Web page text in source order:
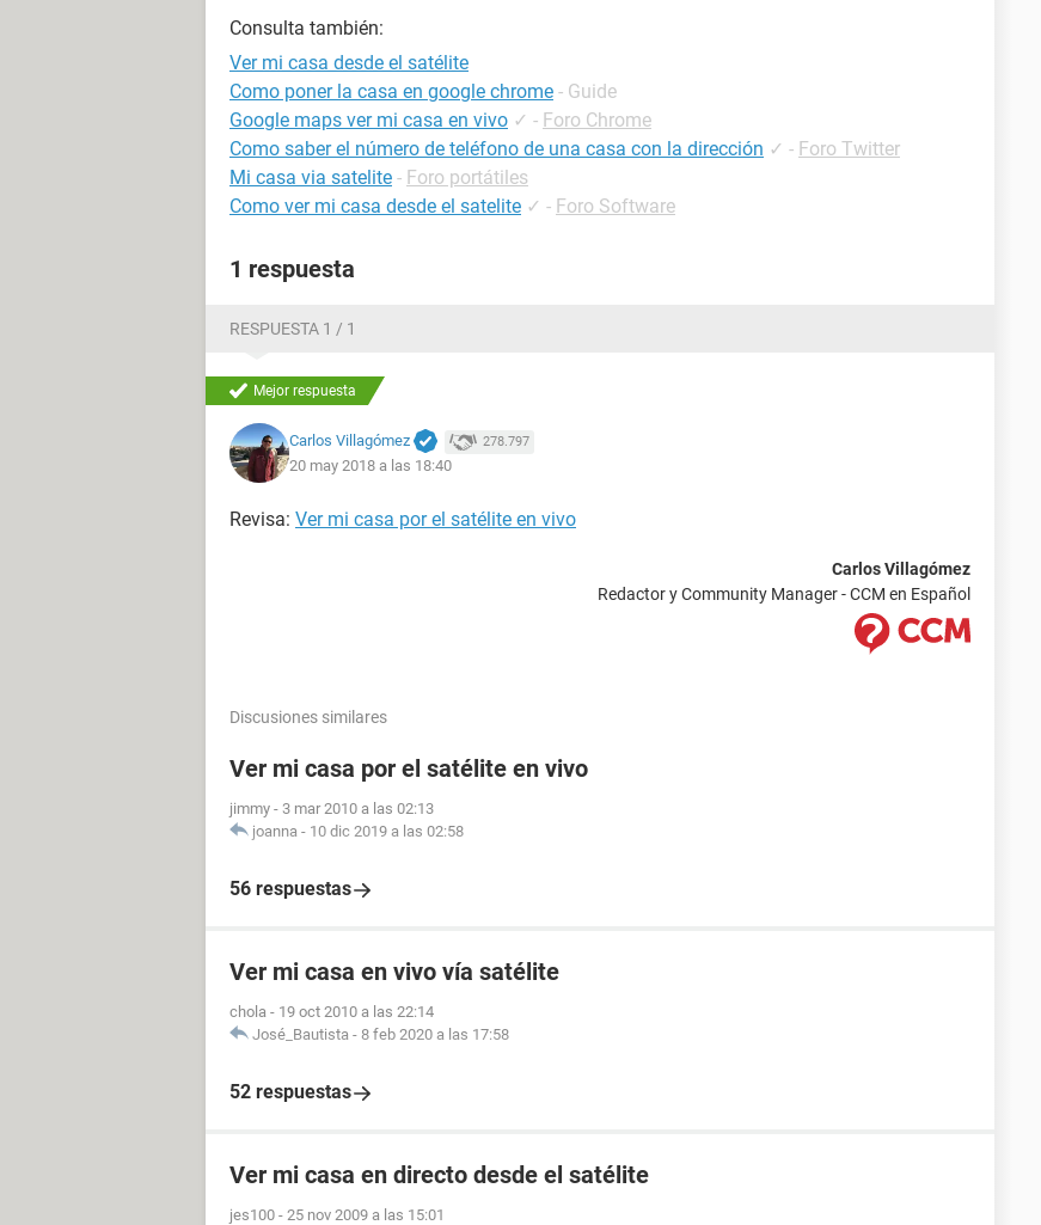
Consulta también:
Ver mi casa desde el satélite
Como poner la casa en google chrome - Guide
Google maps ver mi casa en vivo ✓ - Foro Chrome
Como saber el número de teléfono de una casa con la dirección ✓ - Foro Twitter
Mi casa via satelite - Foro portátiles
Como ver mi casa desde el satelite ✓ - Foro Software
1 respuesta
RESPUESTA 1 / 1
Mejor respuesta
Carlos Villagómez 278.797
20 may 2018 a las 18:40
Revisa: Ver mi casa por el satélite en vivo
Carlos Villagómez
Redactor y Community Manager - CCM en Español
Discusiones similares
Ver mi casa por el satélite en vivo
jimmy - 3 mar 2010 a las 02:13
joanna - 10 dic 2019 a las 02:58
56 respuestas
Ver mi casa en vivo vía satélite
chola - 19 oct 2010 a las 22:14
José_Bautista - 8 feb 2020 a las 17:58
52 respuestas
Ver mi casa en directo desde el satélite
jes100 - 25 nov 2009 a las 15:01